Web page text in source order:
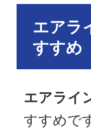
エアラ
すすめ
エアライ
すすめで